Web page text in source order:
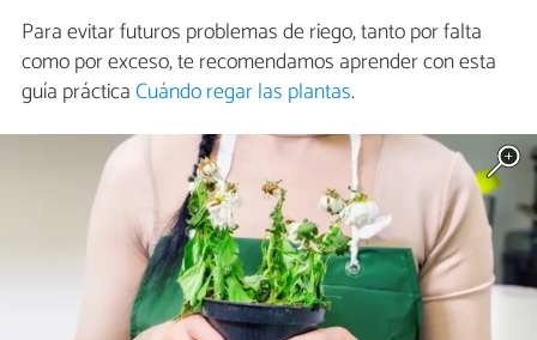
Para evitar futuros problemas de riego, tanto por falta
como por exceso, te recomendamos aprender con esta
guía prácticaCuándo regar las plantas.